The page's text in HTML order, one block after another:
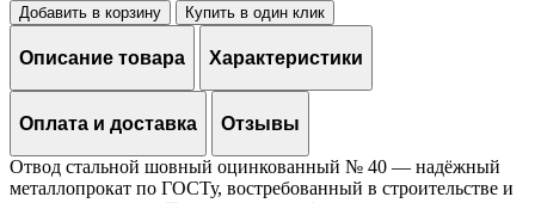
Добавить в корзину Купить в один клик
Описание товара Характеристики
Оплата и доставка Отзывы
Отвод стальной шовный оцинкованный № 40 — надёжный
металлопрокат по ГОСТу, востребованный в строительстве и